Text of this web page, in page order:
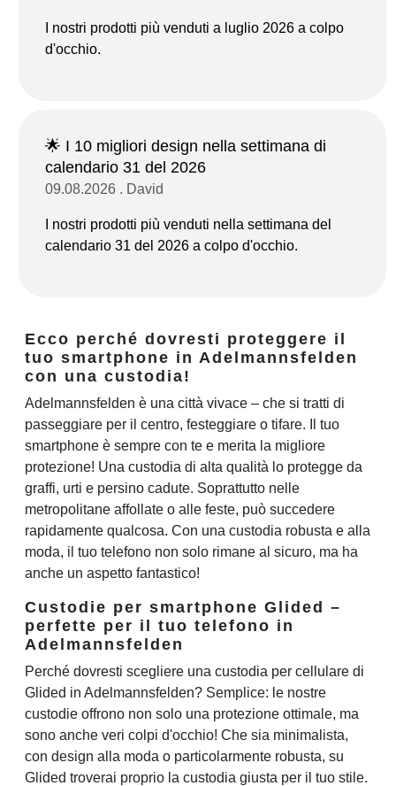
I nostri prodotti più venduti a luglio 2026 a colpo
d'occhio.
🌟 I 10 migliori design nella settimana di
calendario 31 del 2026
09.08.2026 . David
I nostri prodotti più venduti nella settimana del
calendario 31 del 2026 a colpo d'occhio.
Ecco perché dovresti proteggere il
tuo smartphone in Adelmannsfelden
con una custodia!
Adelmannsfelden è una città vivace – che si tratti di
passeggiare per il centro, festeggiare o tifare. Il tuo
smartphone è sempre con te e merita la migliore
protezione! Una custodia di alta qualità lo protegge da
graffi, urti e persino cadute. Soprattutto nelle
metropolitane affollate o alle feste, può succedere
rapidamente qualcosa. Con una custodia robusta e alla
moda, il tuo telefono non solo rimane al sicuro, ma ha
anche un aspetto fantastico!
Custodie per smartphone Glided –
perfette per il tuo telefono in
Adelmannsfelden
Perché dovresti scegliere una custodia per cellulare di
Glided in Adelmannsfelden? Semplice: le nostre
custodie offrono non solo una protezione ottimale, ma
sono anche veri colpi d'occhio! Che sia minimalista,
con design alla moda o particolarmente robusta, su
Glided troverai proprio la custodia giusta per il tuo stile.